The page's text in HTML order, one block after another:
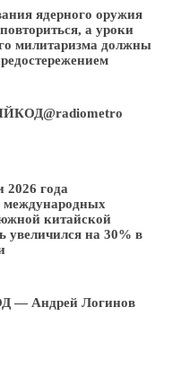
ядерного оружия
а уроки
милитаризма должны
2026 года
международных
китайской
увеличился на 30% в
Андрей Логинов